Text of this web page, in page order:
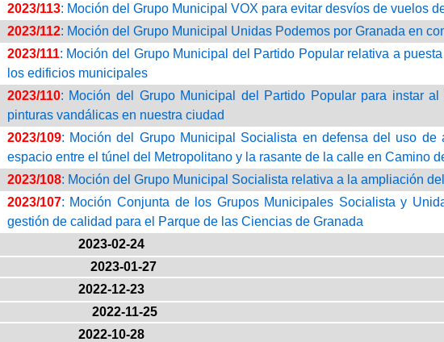
2023/113: Moción del Grupo Municipal VOX para evitar desvíos de vuelos
2023/112: Moción del Grupo Municipal Unidas Podemos por Granada en
2023/111: Moción del Grupo Municipal del Partido Popular relativa a
los edificios municipales
2023/110: Moción del Grupo Municipal del Partido Popular para instar
pinturas vandálicas en nuestra ciudad
2023/109: Moción del Grupo Municipal Socialista en defensa del uso de
espacio entre el túnel del Metropolitano y la rasante de la calle en Camino
2023/108: Moción del Grupo Municipal Socialista relativa a la ampliación
2023/107: Moción Conjunta de los Grupos Municipales Socialista y
gestión de calidad para el Parque de las Ciencias de Granada
2023-02-24
2023-01-27
2022-12-23
2022-11-25
2022-10-28